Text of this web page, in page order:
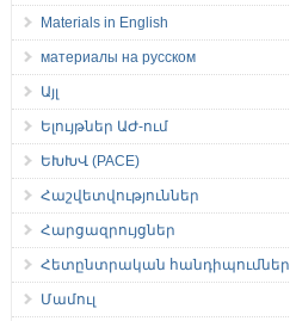
Materials in English
материалы на русском
Այլ
Ելույթներ ԱԺ-ում
ԵԽԽՎ (PACE)
Հաշվետվություններ
Հարցազրույցներ
Հետընտրական հանդիպումներ
Մամուլ